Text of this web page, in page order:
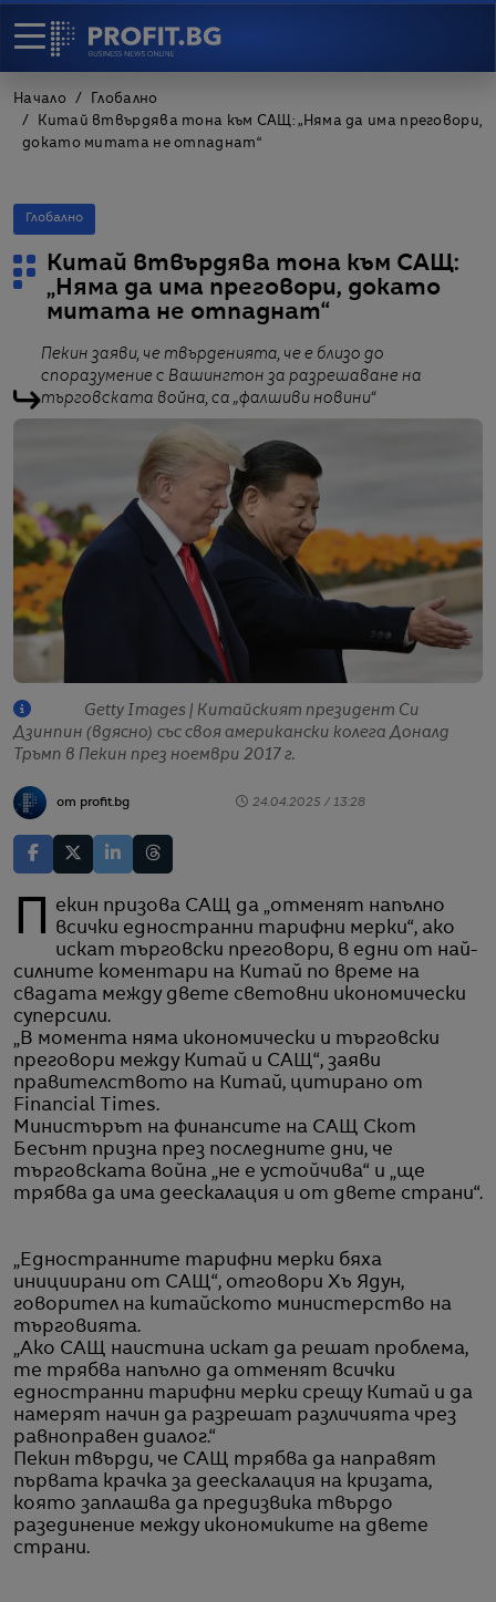
Начало
Глобално
Китай втвърдява тона към САЩ: „Няма да има преговори,
докато митата не отпаднат“
Глобално
Китай втвърдява тона към САЩ:
„Няма да има преговори, докато
митата не отпаднат“
Пекин заяви, че твърденията, че е близо до
споразумение с Вашингтон за разрешаване на
търговската война, са „фалшиви новини“
Getty Images | Китайският президент Си
Дзинпин (вдясно) със своя американски колега Доналд
Тръмп в Пекин през ноември 2017 г.
от profit.bg 24.04.2025 / 13:28
Пекин призова САЩ да „отменят напълно
всички едностранни тарифни мерки“, ако
искат търговски преговори, в едни от най-
силните коментари на Китай по време на
свадата между двете световни икономически
суперсили.
„В момента няма икономически и търговски
преговори между Китай и САЩ“, заяви
правителството на Китай, цитирано от
Financial Times.
Министърът на финансите на САЩ Скот
Бесънт призна през последните дни, че
търговската война „не е устойчива“ и „ще
трябва да има деескалация и от двете страни“.
„Едностранните тарифни мерки бяха
инициирани от САЩ“, отговори Хъ Ядун,
говорител на китайското министерство на
търговията.
„Ако САЩ наистина искат да решат проблема,
те трябва напълно да отменят всички
едностранни тарифни мерки срещу Китай и да
намерят начин да разрешат различията чрез
равноправен диалог.“
Пекин твърди, че САЩ трябва да направят
първата крачка за деескалация на кризата,
която заплашва да предизвика твърдо
разединение между икономиките на двете
страни.